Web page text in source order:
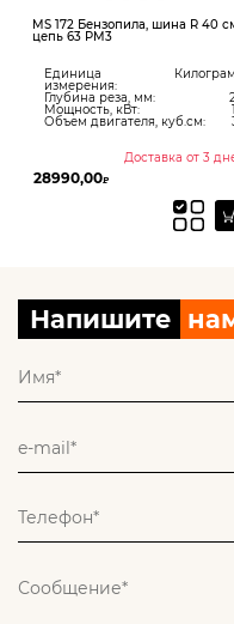
MS 172 Бензопила, шина R 40
цепь 63 PM3
Единица
измерения:
Глубина реза, мм:
Мощность, кВт:
Объем двигателя, куб.см:
Доставка от 3
28990,00₽
Напишите